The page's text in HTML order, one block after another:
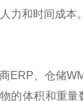
力和时间成本。
ERP、仓储
的体积和重